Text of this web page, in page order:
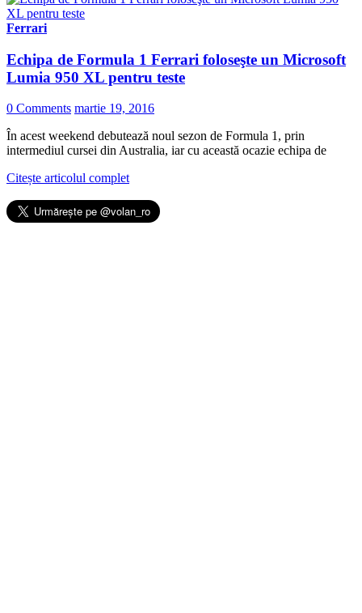
Ferrari
Echipa de Formula 1 Ferrari foloseşte un Microsoft
Lumia 950 XL pentru teste
0 Comments martie 19, 2016
În acest weekend debutează noul sezon de Formula 1, prin
intermediul cursei din Australia, iar cu această ocazie echipa de
Citește articolul complet